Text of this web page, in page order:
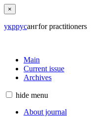
×
укррусангfor practitioners
Main
Current issue
Archives
hide menu
About journal